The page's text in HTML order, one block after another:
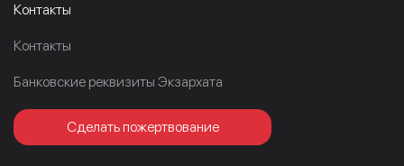
Контакты
Контакты
Банковские реквизиты Экзархата
Сделать пожертвование